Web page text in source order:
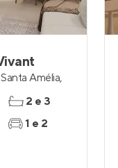
Santa Amélia,
2 e 3
1 e 2